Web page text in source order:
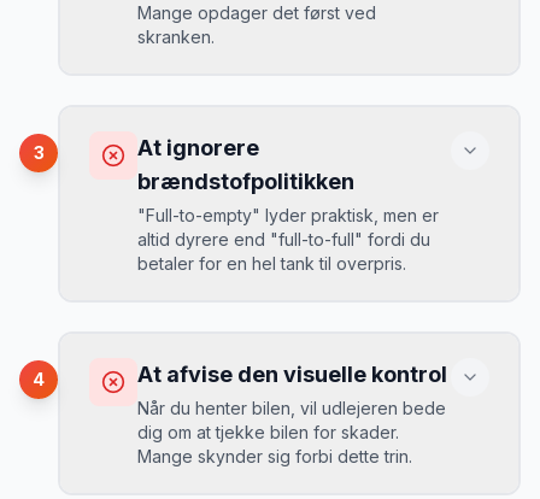
Løsning
MJ
Mikkels erfaring
“I august 2024 så jeg priserne på
Lesbos stige fra 189 kr/dag til 349
kr/dag på bare 2 uger. Book tidligt!
Mange opdager det først ved
skranken.
Ved selv en mindre skade kan du blive
opkrævet tusindvis af kroner.
Løsning
Book altid med fuld kaskoforsikring uden
MJ
Mikkels erfaring September 2023
“ En lille bule i døren kostede mig 8.000
kr. i selvrisiko. Siden har jeg altid
3
At ignorere
brændstofpolitikken
"Full-to-empty" lyder praktisk, men er
altid dyrere end "full-to-full" fordi du
betaler for en hel tank til overpris.
Du betaler 20-30% mere for brændstof,
da udlejeren tager høje benzinpriser.
Løsning
4 At afvise den visuelle kontrol
Når du henter bilen, vil udlejeren bede
dig om at tjekke bilen for skader.
Mange skynder sig forbi dette trin.